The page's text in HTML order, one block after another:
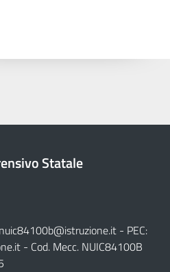
Statale
nuic84100b@istruzione.it - PEC:
- Cod. Mecc. NUIC84100B